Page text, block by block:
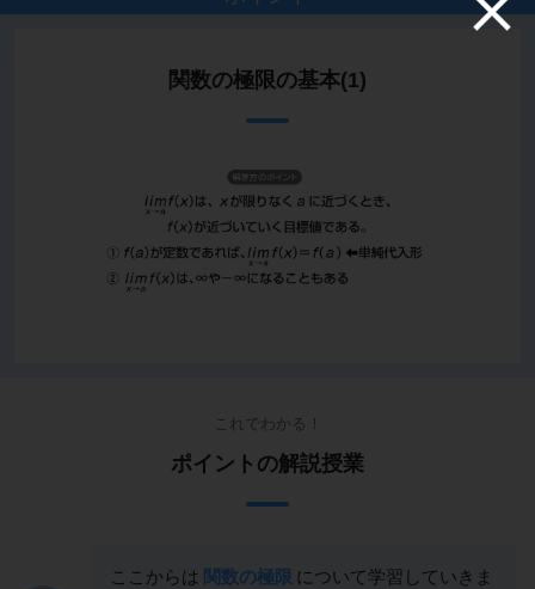
関数の極限の基本(1)
これでわかる！
ポイントの解説授業
ここからは 関数の極限 について学習していきま